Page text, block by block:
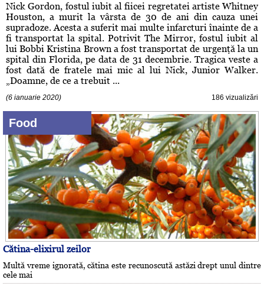
Nick Gordon, fostul iubit al fiicei regretatei artiste Whitney
Houston, a murit la vârsta de 30 de ani din cauza unei
supradoze. Acesta a suferit mai multe infarcturi înainte de a
fi transportat la spital. Potrivit The Mirror, fostul iubit al
lui Bobbi Kristina Brown a fost transportat de urgenţă la un
spital din Florida, pe data de 31 decembrie. Tragica veste a
fost dată de fratele mai mic al lui Nick, Junior Walker.
„Doamne, de ce a trebuit ...
(6 ianuarie 2020) 186 vizualizări
Food
Cătina-elixirul zeilor
Multă vreme ignorată, cătina este recunoscută astăzi drept unul dintre
cele mai